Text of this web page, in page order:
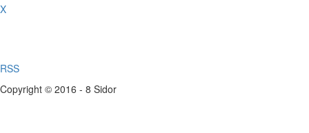
X
RSS
Copyright © 2016 - 8 Sidor